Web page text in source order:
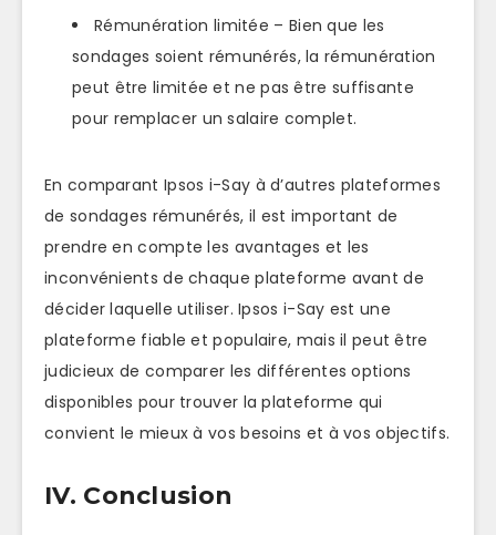
Rémunération limitée – Bien que les
sondages soient rémunérés, la rémunération
peut être limitée et ne pas être suffisante
pour remplacer un salaire complet.
En comparant Ipsos i-Say à d’autres plateformes
de sondages rémunérés, il est important de
prendre en compte les avantages et les
inconvénients de chaque plateforme avant de
décider laquelle utiliser. Ipsos i-Say est une
plateforme fiable et populaire, mais il peut être
judicieux de comparer les différentes options
disponibles pour trouver la plateforme qui
convient le mieux à vos besoins et à vos objectifs.
IV. Conclusion